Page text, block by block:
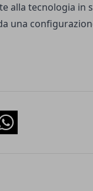
alla tecnologia in
una